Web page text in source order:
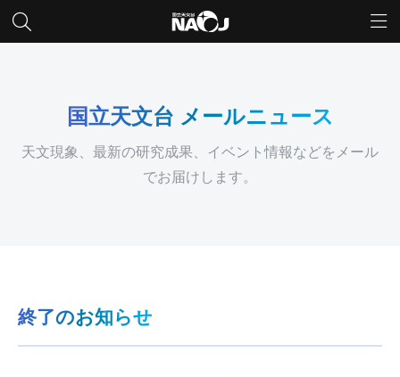
国立天文台 メールニュース
天文現象、最新の研究成果、イベント情報などをメール
でお届けします。
終了のお知らせ